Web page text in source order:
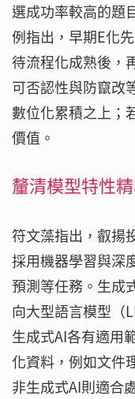
選成功率較高的題
例指出，早期E化
待流程化成熟後，
可否認性與防竄改
數位化累積之上；
價值。
釐清模型特性
符文藻指出，叡揚
採用機器學習與深
預測等任務。生成
向大型語言模型（
生成式AI各有適用
化資料，例如文件
非生成式AI則適合